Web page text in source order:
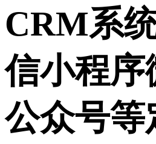
CRM系
信小程序
公众号等